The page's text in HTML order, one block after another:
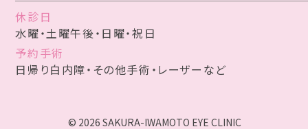
ゴールデンウィーク休み明け5/12（月）以降の受
け取りとなります。
休み前の受け取りをご希望される方は、
4/24（木）までのご注文をお願いいたします。
《5/1（木）～5/10（土）に注文をご希望される方》
休診日
水曜・土曜午後・日曜・祝日
予約手術
日帰り白内障・その他手術・レーザーなど
© 2026 SAKURA-IWAMOTO EYE CLINIC